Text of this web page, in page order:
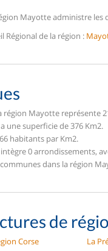
Mayotte administre
Régional de la région :
région Mayotte représente
une superficie de 376 Km2.
habitants par Km2.
0 arrondissements,
dans la région
de
Corse
La